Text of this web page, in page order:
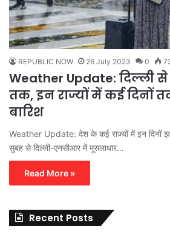
REPUBLIC NOW 26 July 2023 0
Weather Update: दिल्ली
तक, इन राज्यों में कई दिनों
बारिश
Weather Update: देश के कई राज्यों में इन दिनों
सुबह से दिल्ली-एनसीआर में मूसलाधार…
Read More »
Recent Posts